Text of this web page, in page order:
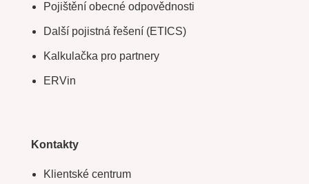
Pojištění obecné odpovědnosti
Další pojistná řešení (ETICS)
Kalkulačka pro partnery
ERVin
Kontakty
Klientské centrum